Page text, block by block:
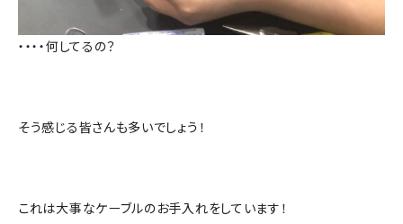
・・・・何してるの？
そう感じる皆さんも多いでしょう！
これは大事なケーブルのお手入れをしています！